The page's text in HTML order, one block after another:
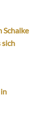
Schalke
sich